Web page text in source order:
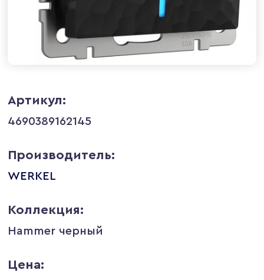
Артикул:
4690389162145
Производитель:
WERKEL
Коллекция:
Hammer черный
Цена: